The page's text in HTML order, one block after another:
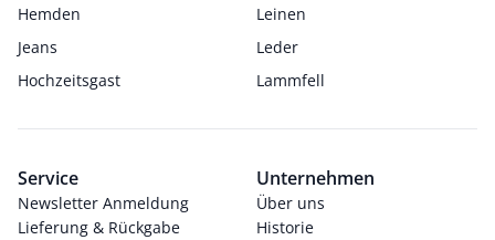
Hemden
Leinen
Jeans
Leder
Hochzeitsgast
Lammfell
Service
Newsletter Anmeldung
Lieferung & Rückgabe
Unternehmen
Über uns
Historie